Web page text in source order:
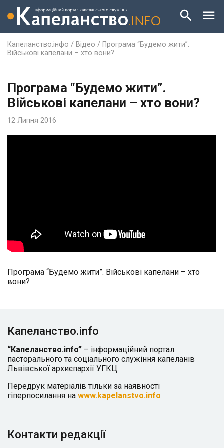
Капеланство.інфо / Відео / Програма “Будемо жити”.
Військові капелани – хто вони?
Програма “Будемо жити”.
Військові капелани – хто вони?
12 Липня 2016
Програма “Будемо жити”. Військові капелани – хто
вони?
Капеланство.info
“Капеланство.info” – інформаційний портал
пасторального та соціального служіння капеланів
Львівської архиєпархії УГКЦ.
Передрук матеріалів тільки за наявності
гіперпосилання на www.kapelanstvo.info
Контакти редакції